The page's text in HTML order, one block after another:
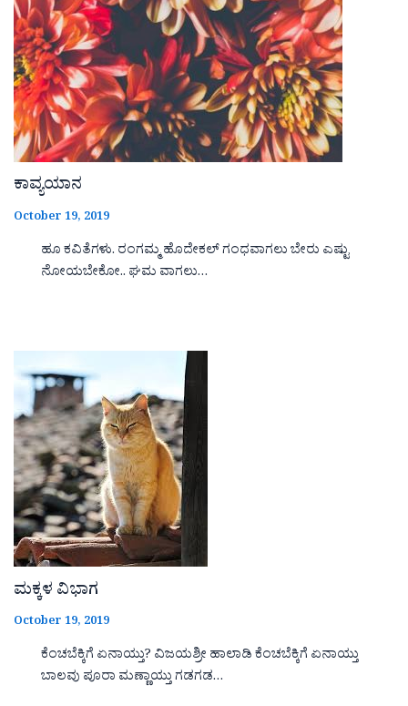
ಕಾವ್ಯಯಾನ
October 19, 2019
ಹೂ ಕವಿತೆಗಳು. ರಂಗಮ್ಮ ಹೊದೇಕಲ್ ಗಂಧವಾಗಲು ಬೇರು ಎಷ್ಟು
ನೋಯಬೇಕೋ.. ಘಮ ವಾಗಲು…
ಮಕ್ಕಳ ವಿಭಾಗ
October 19, 2019
ಕೆಂಚಬೆಕ್ಕಿಗೆ ಏನಾಯ್ತು? ವಿಜಯಶ್ರೀ ಹಾಲಾಡಿ ಕೆಂಚಬೆಕ್ಕಿಗೆ ಏನಾಯ್ತು
ಬಾಲವು ಪೂರಾ ಮಣ್ಣಾಯ್ತು ಗಡಗಡ…